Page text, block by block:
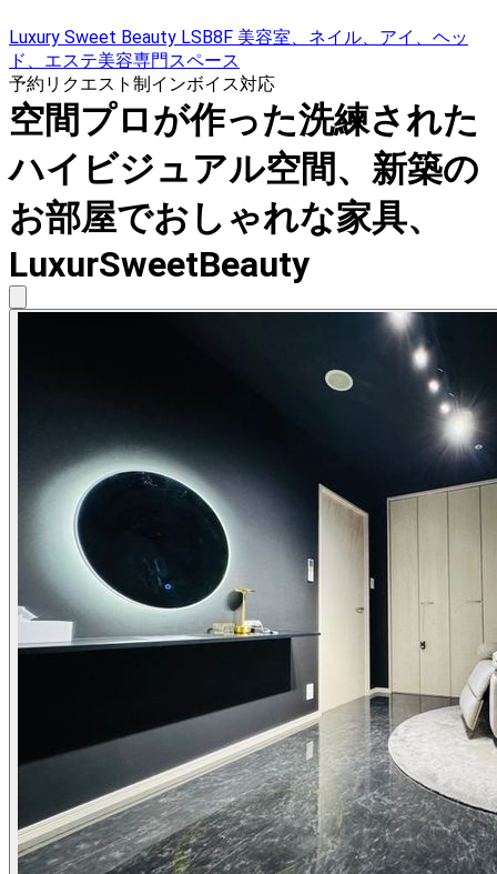
Luxury Sweet Beauty LSB8F 美容室、ネイル、アイ、ヘッ
ド、エステ美容専門スペース
予約リクエスト制インボイス対応
空間プロが作った洗練された
ハイビジュアル空間、新築の
お部屋でおしゃれな家具、
LuxurSweetBeauty